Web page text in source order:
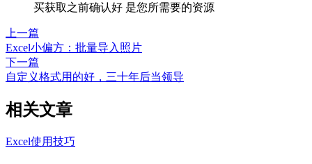
买获取之前确认好 是您所需要的资源
上一篇
Excel小偏方：批量导入照片
下一篇
自定义格式用的好，三十年后当领导
相关文章
Excel使用技巧